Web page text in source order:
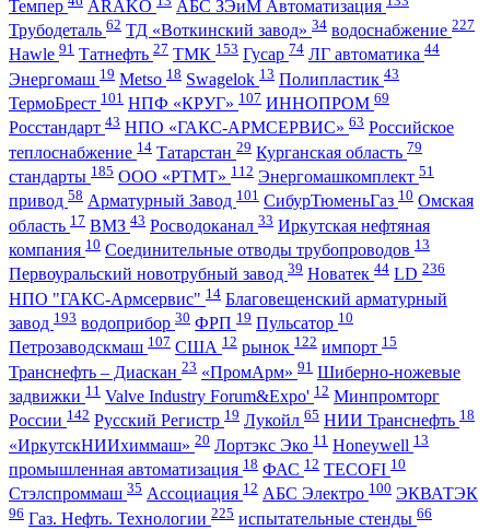
Темпер
ARAKO АБС ЗЭиМ Автоматизация
Трубодеталь 62 ТД «Воткинский завод» 34 водоснабжение 227
Hawle 91 Татнефть 27 ТМК 153 Гусар 74 ЛГ автоматика 44
Энергомаш 19 Metso 18 Swagelok 13 Полипластик 43
ТермоБрест 101 НПФ «КРУГ» 107 ИННОПРОМ 69
Росстандарт 43 НПО «ГАКС-АРМСЕРВИС» 63 Российское
теплоснабжение 14 Татарстан 29 Курганская область 79
стандарты 185 ООО «РТМТ» 112 Энергомашкомплект 51
привод 58 Арматурный Завод 101 СибурТюменьГаз 10 Омская
область 17 ВМЗ 43 Росводоканал 33 Иркутская нефтяная
компания 10 Соединительные отводы трубопроводов 13
Первоуральский новотрубный завод 39 Новатек 44 LD 236
НПО "ГАКС-Армсервис" 14 Благовещенский арматурный
завод 193 водоприбор 30 ФРП 19 Пульсатор 10
Петрозаводскмаш 107 США 12 рынок 122 импорт 15
Транснефть – Диаскан 23 «ПромАрм» 91 Шиберно-ножевые
задвижки 11 Valve Industry Forum&Expo' 12 Минпромторг
России 142 Русский Регистр 19 Лукойл 65 НИИ Транснефть 18
«ИркутскНИИхиммаш» 20 Лортэкс Эко 11 Honeywell 13
промышленная автоматизация 18 ФАС 12 TECOFI 10
Стэлспроммаш 35 Ассоциация 12 АБС Электро 100 ЭКВАТЭК
96 Газ. Нефть. Технологии 225 испытательные стенды 66